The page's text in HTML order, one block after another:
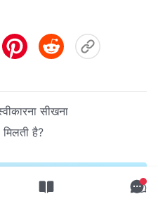
सीखना
है?
आप सहमत हैं, तो क्या आप